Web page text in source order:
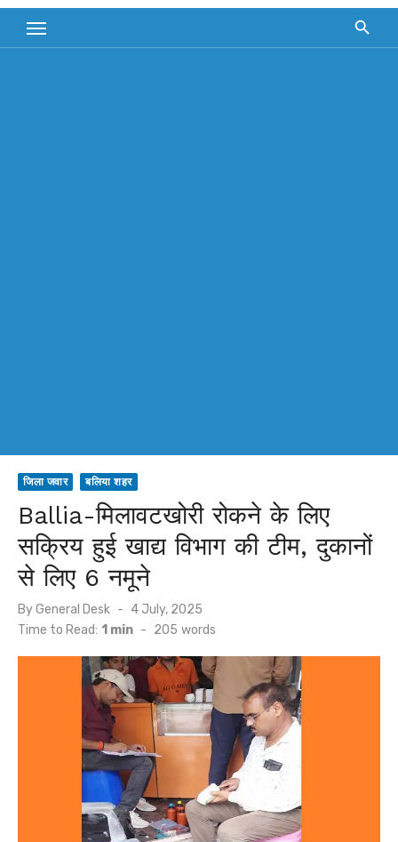
जिला जवार बलिया शहर
Ballia-मिलावटखोरी रोकने के लिए
सक्रिय हुई खाद्य विभाग की टीम, दुकानों
से लिए 6 नमूने
ByGeneral Desk
Posted
on
4 July, 2025
Time to Read: 1 min - 205 words